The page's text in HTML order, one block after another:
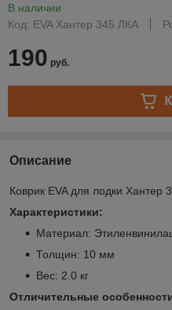
В наличии
Код: EVA Хантер 345 ЛКА
190 руб.
Описание
Коврик EVA для лодки Хантер
Характеристики:
Материал:
Толщин: 10 мм
Вес: 2.0 кг
Отличительные